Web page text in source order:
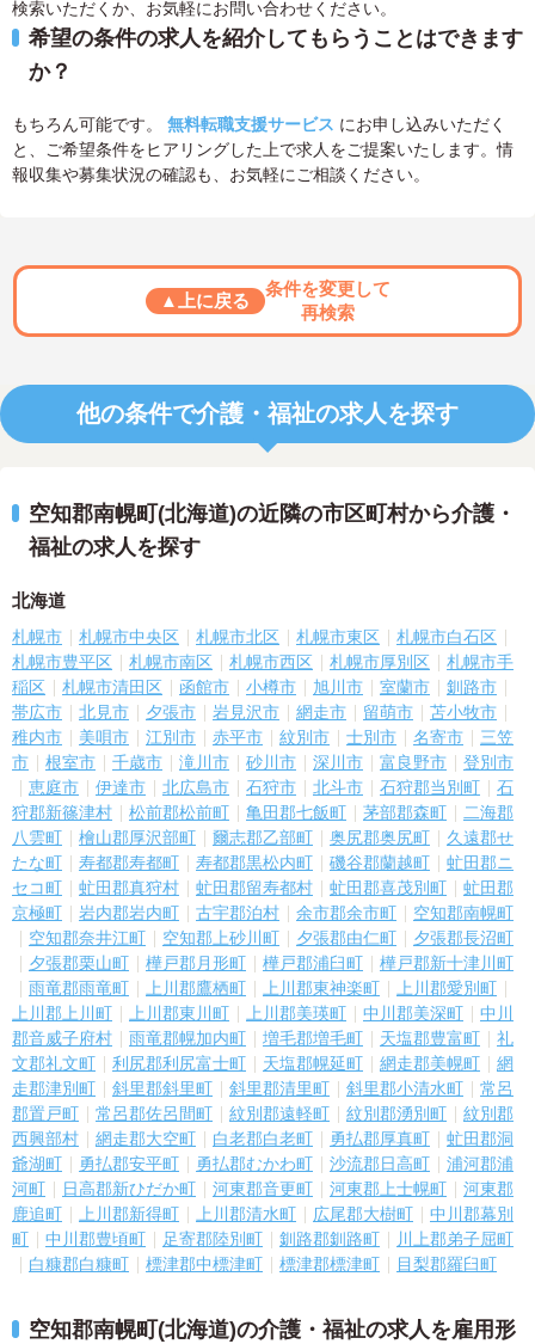
検索いただくか、お気軽にお問い合わせください。
希望の条件の求人を紹介してもらうことはできます
か？
もちろん可能です。 無料転職支援サービス にお申し込みいただく
と、ご希望条件をヒアリングした上で求人をご提案いたします。情
報収集や募集状況の確認も、お気軽にご相談ください。
▲上に戻る
条件を変更して
再検索
他の条件で介護・福祉の求人を探す
空知郡南幌町(北海道)の近隣の市区町村から介護・
福祉の求人を探す
北海道
札幌市 札幌市中央区 札幌市北区 札幌市東区
札幌市白石区
札幌市豊平区
札幌市南区 札幌市西区 札幌市厚別区
札幌市手
稲区
札幌市清田区 函館市 小樽市 旭川市 室蘭市
釧路市
帯広市
北見市 夕張市 岩見沢市 網走市 留萌市
苫小牧市
稚内市
美唄市 江別市 赤平市 紋別市 士別市 名寄市
三笠
市
根室市 千歳市 滝川市 砂川市 深川市 富良野市
登別市
恵庭市
伊達市 北広島市 石狩市 北斗市 石狩郡当別町
石
狩郡新篠津村
松前郡松前町 亀田郡七飯町 茅部郡森町
二海郡
八雲町
檜山郡厚沢部町 爾志郡乙部町 奥尻郡奥尻町
久遠郡せ
たな町
寿都郡寿都町 寿都郡黒松内町 磯谷郡蘭越町
虻田郡ニ
セコ町
虻田郡真狩村 虻田郡留寿都村 虻田郡喜茂別町
虻田郡
京極町
岩内郡岩内町 古宇郡泊村 余市郡余市町
空知郡南幌町
空知郡奈井江町
空知郡上砂川町 夕張郡由仁町
夕張郡長沼町
夕張郡栗山町
樺戸郡月形町 樺戸郡浦臼町
樺戸郡新十津川町
雨竜郡雨竜町
上川郡鷹栖町 上川郡東神楽町
上川郡愛別町
上川郡上川町
上川郡東川町 上川郡美瑛町 中川郡美深町
中川
郡音威子府村
雨竜郡幌加内町 増毛郡増毛町 天塩郡豊富町
礼
文郡礼文町
利尻郡利尻富士町 天塩郡幌延町 網走郡美幌町
網
走郡津別町
斜里郡斜里町 斜里郡清里町 斜里郡小清水町
常呂
郡置戸町
常呂郡佐呂間町 紋別郡遠軽町 紋別郡湧別町
紋別郡
西興部村
網走郡大空町 白老郡白老町 勇払郡厚真町
虻田郡洞
爺湖町
勇払郡安平町 勇払郡むかわ町 沙流郡日高町
浦河郡浦
河町
日高郡新ひだか町 河東郡音更町 河東郡上士幌町
河東郡
鹿追町
上川郡新得町 上川郡清水町 広尾郡大樹町
中川郡幕別
町
中川郡豊頃町 足寄郡陸別町 釧路郡釧路町
川上郡弟子屈町
白糠郡白糠町
標津郡中標津町 標津郡標津町 目梨郡羅臼町
空知郡南幌町(北海道)の介護・福祉の求人を雇用形